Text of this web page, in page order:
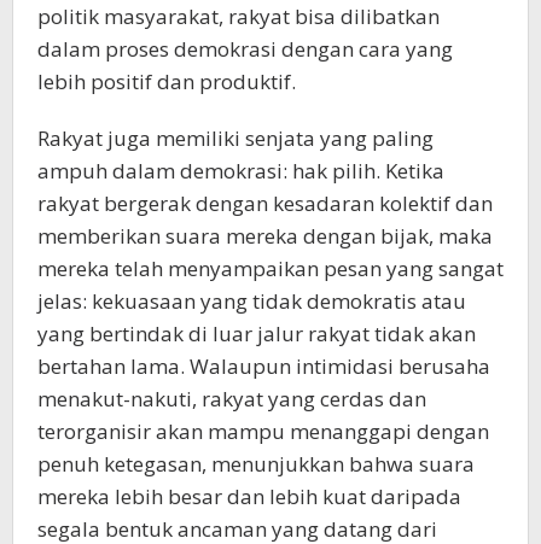
politik masyarakat, rakyat bisa dilibatkan
dalam proses demokrasi dengan cara yang
lebih positif dan produktif.
Rakyat juga memiliki senjata yang paling
ampuh dalam demokrasi: hak pilih. Ketika
rakyat bergerak dengan kesadaran kolektif dan
memberikan suara mereka dengan bijak, maka
mereka telah menyampaikan pesan yang sangat
jelas: kekuasaan yang tidak demokratis atau
yang bertindak di luar jalur rakyat tidak akan
bertahan lama. Walaupun intimidasi berusaha
menakut-nakuti, rakyat yang cerdas dan
terorganisir akan mampu menanggapi dengan
penuh ketegasan, menunjukkan bahwa suara
mereka lebih besar dan lebih kuat daripada
segala bentuk ancaman yang datang dari